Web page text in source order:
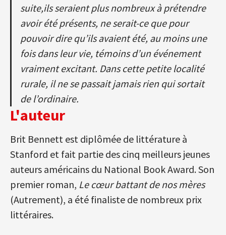
suite,ils seraient plus nombreux à prétendre
avoir été présents, ne serait-ce que pour
pouvoir dire qu’ils avaient été, au moins une
fois dans leur vie, témoins d’un événement
vraiment excitant. Dans cette petite localité
rurale, il ne se passait jamais rien qui sortait
de l’ordinaire.
L'auteur
Brit Bennett est diplômée de littérature à
Stanford et fait partie des cinq meilleurs jeunes
auteurs américains du National Book Award. Son
premier roman, Le cœur battant de nos mères
(Autrement), a été finaliste de nombreux prix
littéraires.